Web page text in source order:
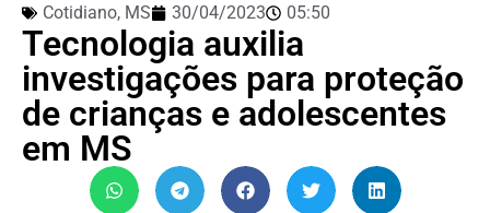
Cotidiano, MS 30/04/2023 05:50
Tecnologia auxilia
investigações para proteção
de crianças e adolescentes
em MS